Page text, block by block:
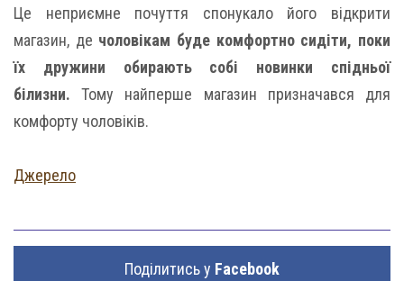
Це неприємне почуття спонукало його відкрити
магазин, де чоловікам буде комфортно сидіти, поки
їх дружини обирають собі новинки спідньої
білизни. Тому найперше магазин призначався для
комфорту чоловіків.
Джерело
Поділитись у Facebook